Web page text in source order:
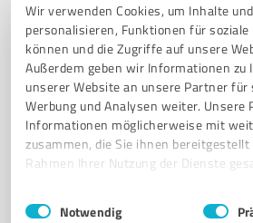
Wir verwenden Cookies, um Inhalte
personalisieren, Funktionen für
können und die Zugriffe auf unsere
Außerdem geben wir Informationen zu
unserer Website an unsere Partner für
Werbung und Analysen weiter. Unsere
Informationen möglicherweise mit
zusammen, die Sie ihnen bereitgestellt
Rahmen Ihrer Nutzung der Dienste
Impressum Datenschutzbestimmungen
Einwilligungsauswahl
Notwendig
SCHULUNGSZENTRUM HOLZBAU
WISSENSTRANSFER OLSBERG
MODERNE TECHNOLOGIEN ÖFFENTLICHE
PRIVATE BAUHERREN VERANSTALTUNGEN
Carlsauestraße 91A, 59939
Tel. 02962 802840 info@idee-nrw.de
4,30 / 5,00